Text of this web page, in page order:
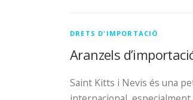
DRETS D'IMPORTACIÓ
Aranzels
Saint Kitts i Nevis és una